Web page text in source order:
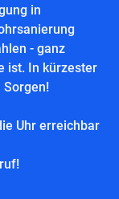
in
- ganz
ist. In kürzester
Uhr erreichbar